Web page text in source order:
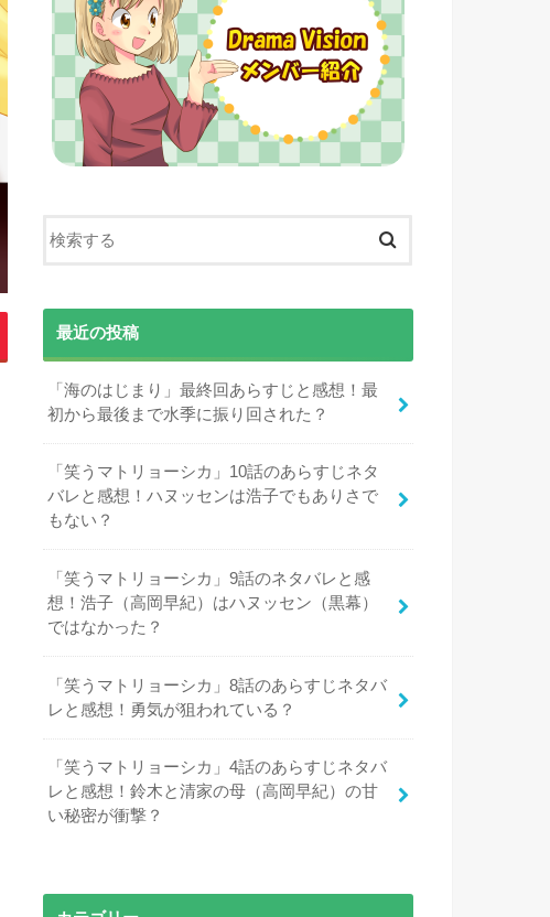
最近の投稿
「海のはじまり」最終回あらすじと感想！最
初から最後まで水季に振り回された？
「笑うマトリョーシカ」10話のあらすじネタ
バレと感想！ハヌッセンは浩子でもありさで
もない？
「笑うマトリョーシカ」9話のネタバレと感
想！浩子（高岡早紀）はハヌッセン（黒幕）
ではなかった？
「笑うマトリョーシカ」8話のあらすじネタバ
レと感想！勇気が狙われている？
「笑うマトリョーシカ」4話のあらすじネタバ
レと感想！鈴木と清家の母（高岡早紀）の甘
い秘密が衝撃？